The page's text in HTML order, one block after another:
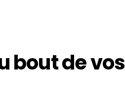
bout de vos